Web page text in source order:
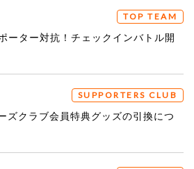
TOP TEAM
ーター対抗！チェックインバトル開
SUPPORTERS CLUB
ズクラブ会員特典グッズの引換につ